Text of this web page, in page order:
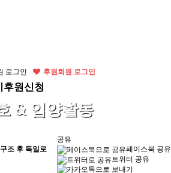
로그인 후원회원 로그인
후원신청
& 입양활동
공유
페이스북 공유
트위터 공유
조 후 독일로